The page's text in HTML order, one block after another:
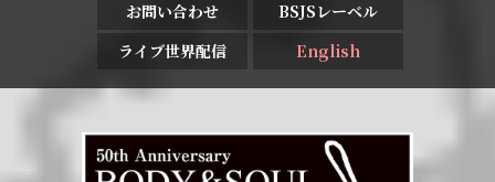
お問い合わせ
BSJSレーベル
ライブ世界配信
English